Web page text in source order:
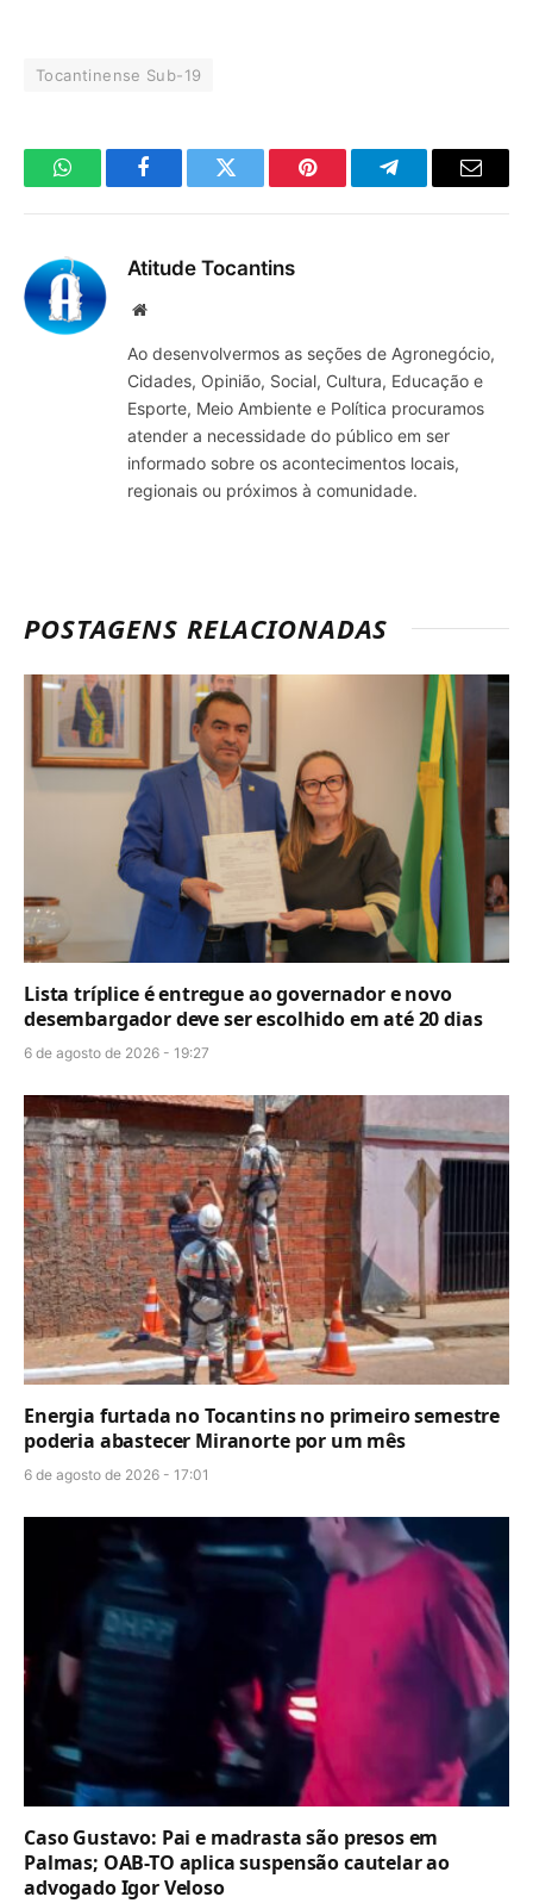
Tocantinense Sub-19
WhatsAppFacebookTwitter Pinterest TelegramaE-
Atitude Tocantins
Site
Ao desenvolvermos as seções de Agronegócio,
Cidades, Opinião, Social, Cultura, Educação e
Esporte, Meio Ambiente e Política procuramos
atender a necessidade do público em ser
informado sobre os acontecimentos locais,
regionais ou próximos à comunidade.
POSTAGENS RELACIONADAS
Lista tríplice é entregue ao governador e novo
desembargador deve ser escolhido em até 20 dias
6 de agosto de 2026 - 19:27
Energia furtada no Tocantins no primeiro semestre
poderia abastecer Miranorte por um mês
6 de agosto de 2026 - 17:01
Caso Gustavo: Pai e madrasta são presos em
Palmas; OAB-TO aplica suspensão cautelar ao
advogado Igor Veloso